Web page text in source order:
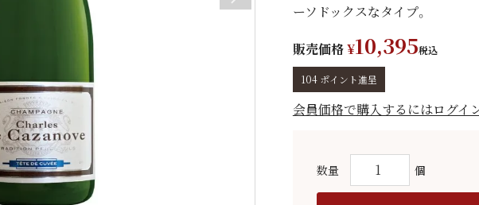
ーソドックスなタイプ。
販売価格¥10,395税込
104 ポイント進呈
会員価格で購入するにはログイ